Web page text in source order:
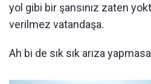
yol gibi bir şansınız zaten
verilmez vatandaşa.
Ah bi de sık sık arıza